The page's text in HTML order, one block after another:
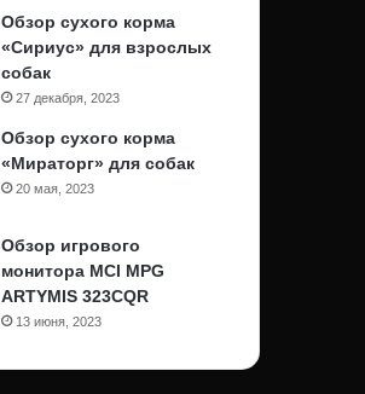
Обзор сухого корма
«Сириус» для взрослых
собак
27 декабря, 2023
Обзор сухого корма
«Мираторг» для собак
20 мая, 2023
Обзор игрового
монитора MCI MPG
ARTYMIS 323CQR
13 июня, 2023